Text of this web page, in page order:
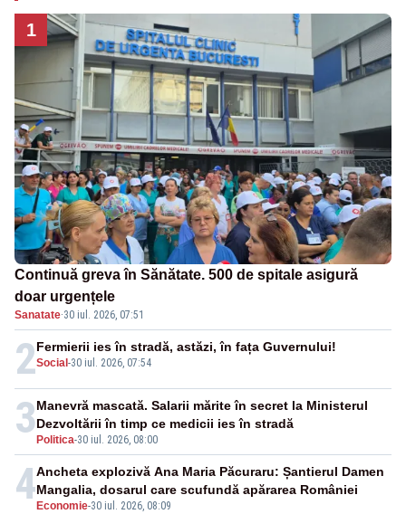
1
Continuă greva în Sănătate. 500 de spitale asigură
doar urgențele
Sanatate·30 iul. 2026, 07:51
2Social -30 iul. 2026, 07:54
Fermierii ies în stradă, astăzi, în fața Guvernului!
3 Politica-30 iul. 2026, 08:00
Manevră mascată. Salarii mărite în secret la Ministerul
Dezvoltării în timp ce medicii ies în stradă
4 Economie-30 iul. 2026, 08:09
Ancheta explozivă Ana Maria Păcuraru: Șantierul Damen
Mangalia, dosarul care scufundă apărarea României